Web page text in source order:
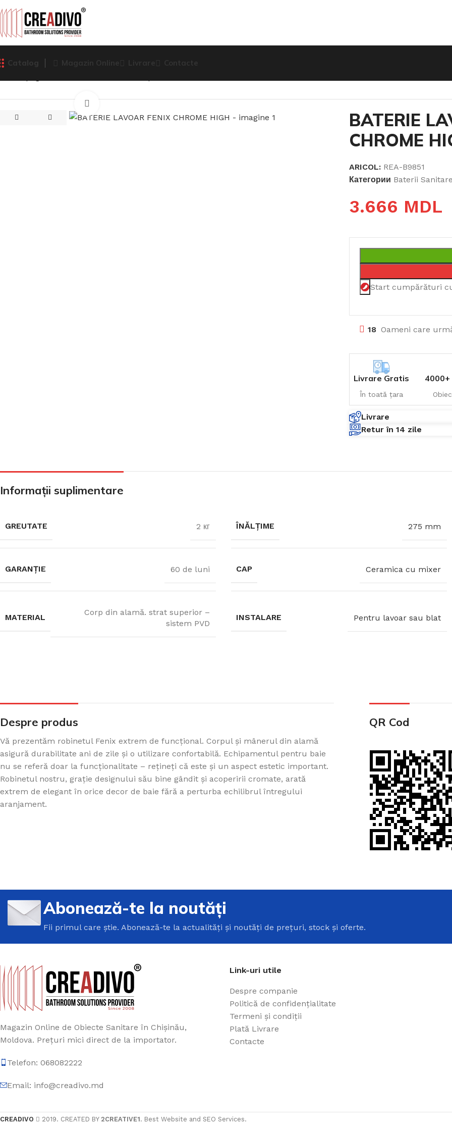
PARAVAN PENTRU CADA
Cazi din acril
Cadă de baie din acril,
ușurință pe Creadivo.
Vezi produsele
BATERIE
CHROME
ARICOL: REA-B9851
Категории Baterii Sanitare
3.666 MDL
Start cumpărături
18 Oameni care
Livrare Gratis
În toată țara
Livrare
Retur în 14 zile
Informații suplimentare
GREUTATE 2 кг ÎNĂLȚIME 275 mm
GARANȚIE 60 de luni CAP Ceramica cu mixer
MATERIAL
Corp din alamă. strat superior –
sistem PVD
INSTALARE Pentru lavoar sau blat
Despre produs
Vă prezentăm robinetul Fenix extrem de funcțional. Corpul și mânerul din alamă
asigură durabilitate ani de zile și o utilizare confortabilă. Echipamentul pentru baie
nu se referă doar la funcționalitate – rețineți că este și un aspect estetic important.
Robinetul nostru, grație designului său bine gândit și acoperirii cromate, arată
extrem de elegant în orice decor de baie fără a perturba echilibrul întregului
aranjament.
QR Cod
Abonează-te la noutăți
Fii primul care știe. Abonează-te la actualități și noutăți de prețuri, stock și oferte.
Magazin Online de Obiecte Sanitare în Chișinău,
Moldova. Prețuri mici direct de la importator.
Telefon: 068082222
Email: info@creadivo.md
Link-uri utile
Despre companie
Politică de confidențialitate
Termeni și condiții
Plată Livrare
Contacte
CREADIVO 2019. CREATED BY 2CREATIVE1. Best Website and SEO Services.